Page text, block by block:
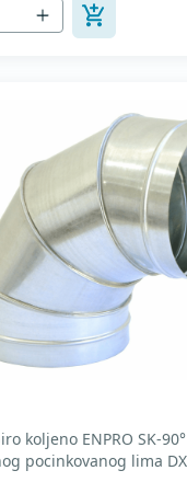
ENPRO SK-90° Izrađeno od
za